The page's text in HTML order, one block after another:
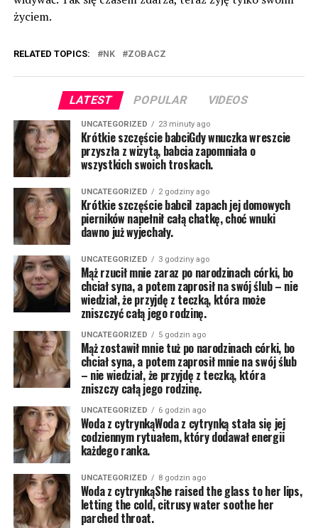
życiem.
RELATED TOPICS: NK ZOBACZ
LATEST POPULAR VIDEOS
UNCATEGORIZED 23 minuty ago
Krótkie szczęście babciGdy wnuczka wreszcie
przyszła z wizytą, babcia zapomniała o
wszystkich swoich troskach.
UNCATEGORIZED 2 godziny ago
Krótkie szczęście babciI zapach jej domowych
pierników napełnił całą chatkę, choć wnuki
dawno już wyjechały.
UNCATEGORIZED 3 godziny ago
Mąż rzucił mnie zaraz po narodzinach córki, bo
chciał syna, a potem zaprosił na swój ślub – nie
wiedział, że przyjdę z teczką, która może
zniszczyć całą jego rodzinę.
UNCATEGORIZED 5 godzin ago
Mąż zostawił mnie tuż po narodzinach córki, bo
chciał syna, a potem zaprosił mnie na swój ślub
– nie wiedział, że przyjdę z teczką, która
zniszczy całą jego rodzinę.
UNCATEGORIZED 6 godzin ago
Woda z cytrynkąWoda z cytrynką stała się jej
codziennym rytuałem, który dodawał energii
każdego ranka.
UNCATEGORIZED 8 godzin ago
Woda z cytrynkąShe raised the glass to her lips,
letting the cold, citrusy water soothe her
parched throat.